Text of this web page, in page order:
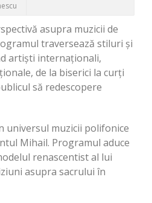
asupra muzicii de
traversează stiluri și
artiști internaționali,
de la biserici la curți
să redescopere
universul muzicii polifonice
Mihail. Programul aduce
renascentist al lui
asupra sacrului în